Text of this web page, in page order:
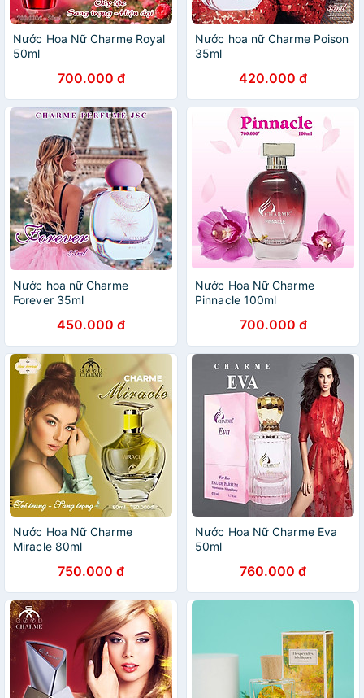
Nước Hoa Nữ Charme Royal
50ml
700.000 đ
Nước hoa nữ Charme Poison
35ml
420.000 đ
Nước hoa nữ Charme
Forever 35ml
450.000 đ
Nước Hoa Nữ Charme
Pinnacle 100ml
700.000 đ
Nước Hoa Nữ Charme
Miracle 80ml
750.000 đ
Nước Hoa Nữ Charme Eva
50ml
760.000 đ